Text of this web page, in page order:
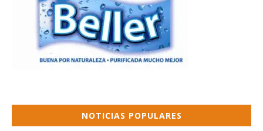
NOTICIAS POPULARES